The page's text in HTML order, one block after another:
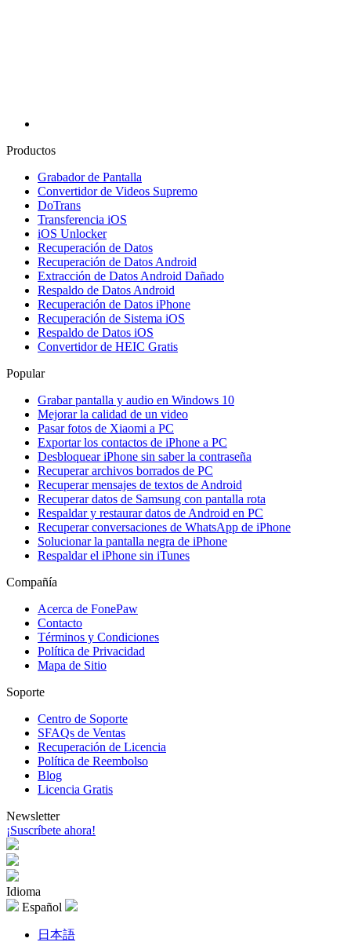
Productos
Grabador de Pantalla
Convertidor de Videos Supremo
DoTrans
Transferencia iOS
iOS Unlocker
Recuperación de Datos
Recuperación de Datos Android
Extracción de Datos Android Dañado
Respaldo de Datos Android
Recuperación de Datos iPhone
Recuperación de Sistema iOS
Respaldo de Datos iOS
Convertidor de HEIC Gratis
Popular
Grabar pantalla y audio en Windows 10
Mejorar la calidad de un video
Pasar fotos de Xiaomi a PC
Exportar los contactos de iPhone a PC
Desbloquear iPhone sin saber la contraseña
Recuperar archivos borrados de PC
Recuperar mensajes de textos de Android
Recuperar datos de Samsung con pantalla rota
Respaldar y restaurar datos de Android en PC
Recuperar conversaciones de WhatsApp de iPhone
Solucionar la pantalla negra de iPhone
Respaldar el iPhone sin iTunes
Compañía
Acerca de FonePaw
Contacto
Términos y Condiciones
Política de Privacidad
Mapa de Sitio
Soporte
Centro de Soporte
SFAQs de Ventas
Recuperación de Licencia
Política de Reembolso
Blog
Licencia Gratis
Newsletter
¡Suscríbete ahora!
Idioma
Español
日本語